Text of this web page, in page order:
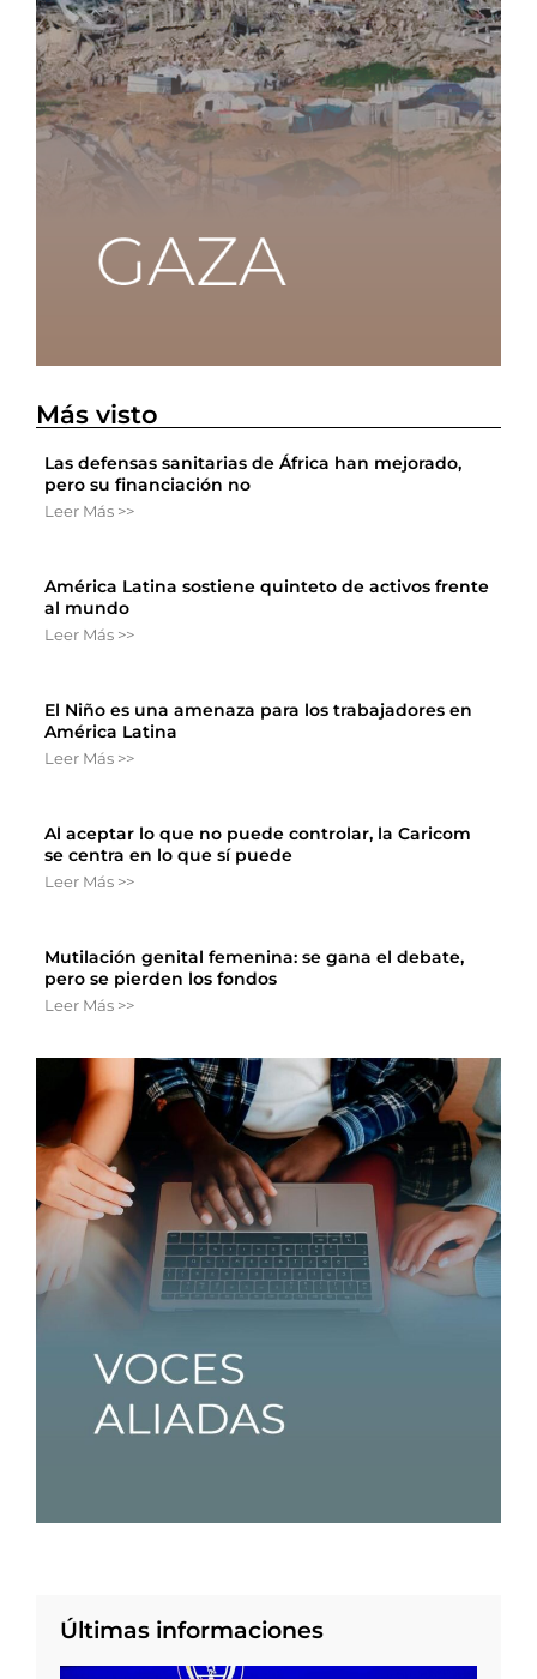
Más visto
Las defensas sanitarias de África han mejorado,
pero su financiación no
Leer Más >>
América Latina sostiene quinteto de activos frente
al mundo
Leer Más >>
El Niño es una amenaza para los trabajadores en
América Latina
Leer Más >>
Al aceptar lo que no puede controlar, la Caricom
se centra en lo que sí puede
Leer Más >>
Mutilación genital femenina: se gana el debate,
pero se pierden los fondos
Leer Más >>
Últimas informaciones